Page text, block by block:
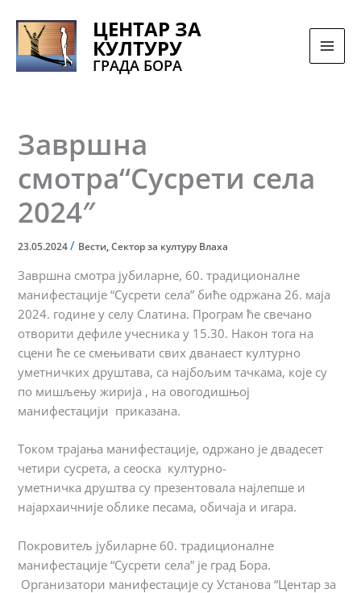
sadržaj
ЦЕНТАР ЗА
КУЛТУРУ
ГРАДА БОРА
Завршна
смотра“Сусрети села
2024″
23.05.2024/ Вести ,Сектор за културу Влаха
Завршна смотра јубиларне, 60. традиционалне
манифестације “Сусрети села” биће одржана 26. маја
2024. године у селу Слатина. Програм ће свечано
отворити дефиле учесника у 15.30. Након тога на
сцени ће се смењивати свих дванаест културно
уметничких друштава, са најбољим тачкама, које су
по мишљењу жирија , на овогодишњој
манифестацији приказана.
Током трајања манифестације, одржано је двадесет
четири сусрета, а сеоска културно-
уметничка друштва су презентовала најлепше и
најархаичније облике песама, обичаја и игара.
Покровитељ јубиларнe 60. традиционалнe
манифестацијe “Сусрети села” је град Бора.
Организатори манифестације су Установа “Центар за